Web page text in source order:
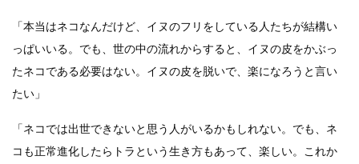
「本当はネコなんだけど、イヌのフリをしている人たちが結構い
っぱいいる。でも、世の中の流れからすると、イヌの皮をかぶっ
たネコである必要はない。イヌの皮を脱いで、楽になろうと言い
たい」
「ネコでは出世できないと思う人がいるかもしれない。でも、ネ
コも正常進化したらトラという生き方もあって、楽しい。これか